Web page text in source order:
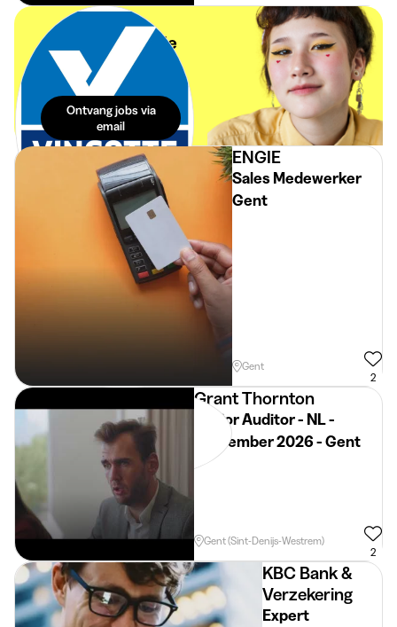
De beste
startersjobs in je
mailbox.
Moeiteloos.
Ontvang jobs via
email
ENGIE
Sales Medewerker
Gent
Gent
2
Grant Thornton
Junior Auditor - NL -
September 2026 - Gent
Gent (Sint-Denijs-Westrem)
2
KBC Bank &
Verzekering
Expert